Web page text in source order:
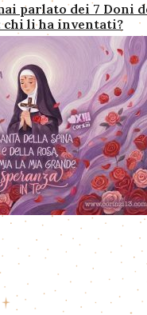
parlato dei 7 Doni
chi li ha inventati?